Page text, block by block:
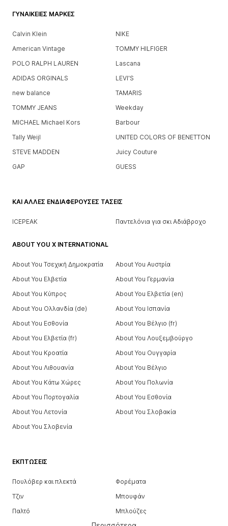
ΓΥΝΑΙΚΕΊΕΣ ΜΆΡΚΕΣ
Calvin Klein
NIKE
American Vintage
TOMMY HILFIGER
POLO RALPH LAUREN
Lascana
ADIDAS ORGINALS
LEVI'S
new balance
TAMARIS
TOMMY JEANS
Weekday
MICHAEL Michael Kors
Barbour
Tally Weijl
UNITED COLORS OF BENETTON
STEVE MADDEN
Juicy Couture
GAP
GUESS
ΕΚΠΤΏΣΕΙΣ
Πουλόβερ και πλεκτά
Φορέματα
Τζιν
Μπουφάν
Παλτό
Μπλούζες
ΚΑΙ ΆΛΛΕΣ ΕΝΔΙΑΦΈΡΟΥΣΕΣ ΤΆΣΕΙΣ
ICEPEAK Παντελόνια για σκι Αδιάβροχο
ABOUT YOU X INTERNATIONAL
About You Τσεχική Δημοκρατία
About You Αυστρία
About You Ελβετία
About You Γερμανία
About You Κύπρος
About You Ελβετία (en)
About You Ολλανδία (de)
About You Ισπανία
About You Εσθονία
About You Βέλγιο (fr)
About You Ελβετία (fr)
About You Λουξεμβούργο
About You Κροατία
About You Ουγγαρία
About You Λιθουανία
About You Βέλγιο
About You Κάτω Χώρες
About You Πολωνία
About You Πορτογαλία
About You Εσθονία
About You Λετονία
About You Σλοβακία
About You Σλοβενία